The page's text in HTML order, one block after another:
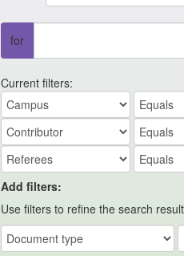
for
Current filters:
Add filters:
Use filters to refine the search